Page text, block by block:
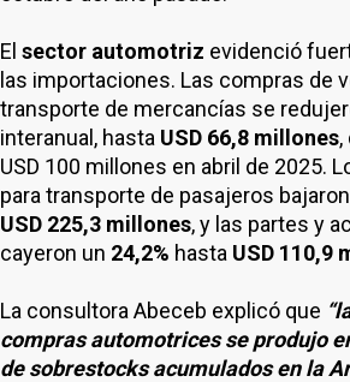
El sector automotriz evidenció
las importaciones. Las compras de
transporte de mercancías se
interanual, hasta USD 66,8 millones
USD 100 millones en abril de 2025.
para transporte de pasajeros
USD 225,3 millones, y las partes y
cayeron un 24,2% hasta USD 110,9
La consultora Abeceb explicó que
compras automotrices se produjo
de sobrestocks acumulados en la